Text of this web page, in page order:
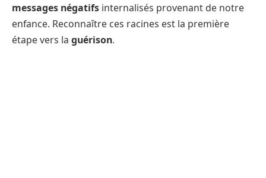
messages négatifs internalisés provenant de notre
enfance. Reconnaître ces racines est la première
étape vers la guérison.